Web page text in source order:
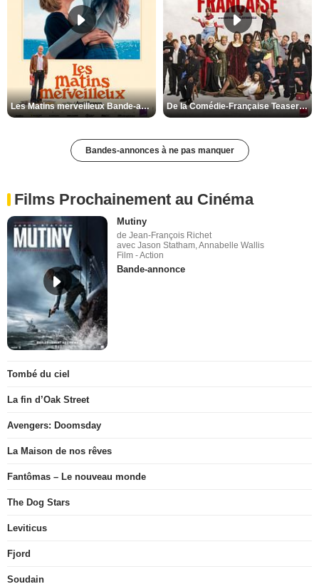
Les Matins merveilleux Bande-annonce VF De la Comédie-Française Teaser VF
Bandes-annonces à ne pas manquer
Films Prochainement au Cinéma
Mutiny
de Jean-François Richet
avec Jason Statham, Annabelle Wallis
Film - Action
Bande-annonce
Tombé du ciel
La fin d’Oak Street
Avengers: Doomsday
La Maison de nos rêves
Fantômas – Le nouveau monde
The Dog Stars
Leviticus
Fjord
Soudain